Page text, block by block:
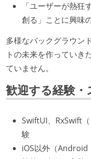
「ユーザーが熱狂
創る」ことに興味
多様なバックグラウン
トの未来を作っていき
ていません。
歓迎する経験・
SwiftUI、RxSwift
験
iOS以外（Android